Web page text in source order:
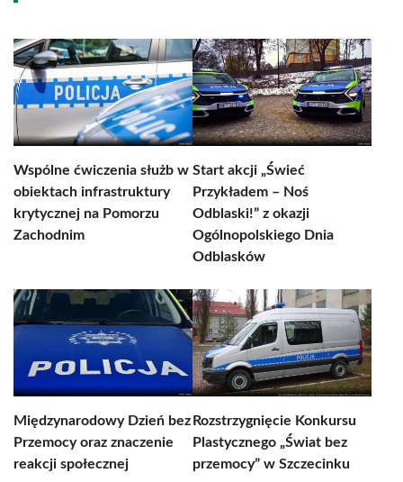
Wspólne ćwiczenia służb w
obiektach infrastruktury
krytycznej na Pomorzu
Zachodnim
Start akcji „Świeć
Przykładem – Noś
Odblaski!” z okazji
Ogólnopolskiego Dnia
Odblasków
Międzynarodowy Dzień bez
Przemocy oraz znaczenie
reakcji społecznej
Rozstrzygnięcie Konkursu
Plastycznego „Świat bez
przemocy” w Szczecinku